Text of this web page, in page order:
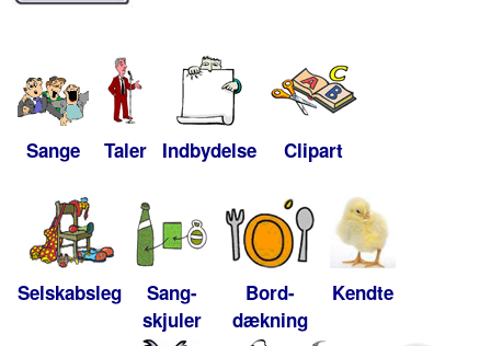
Sange Taler Indbydelse Clipart
Selskabsleg
Sang-
skjuler
Bord-
dækning
Kendte